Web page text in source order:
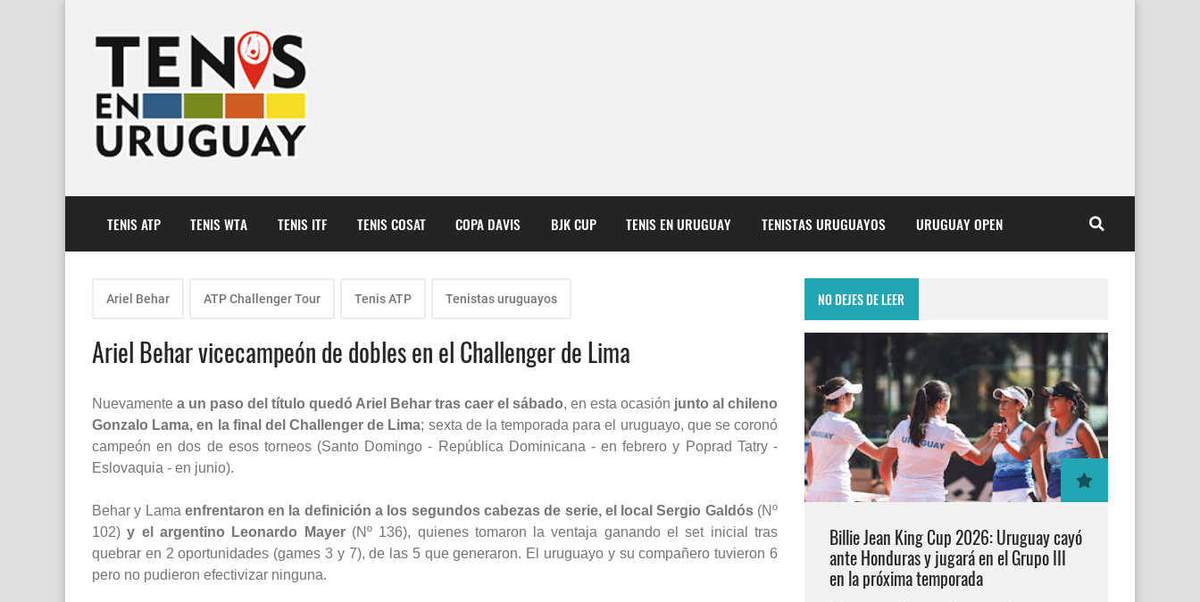
TENIS ATP TENIS WTA TENIS ITF TENIS COSAT COPA DAVIS BJK CUP TENIS EN URUGUAY TENISTAS URUGUAYOS URUGUAY OPEN
Ariel Behar ATP Challenger Tour Tenis ATP Tenistas uruguayos
Ariel Behar vicecampeón de dobles en el Challenger de Lima
Nuevamente a un paso del título quedó Ariel Behar tras caer el sábado, en esta ocasión junto al chileno
Gonzalo Lama, en la final del Challenger de Lima; sexta de la temporada para el uruguayo, que se coronó
campeón en dos de esos torneos (Santo Domingo - República Dominicana - en febrero y Poprad Tatry -
Eslovaquia - en junio).
Behar y Lama enfrentaron en la definición a los segundos cabezas de serie, el local Sergio Galdós(Nº
102)y el argentino Leonardo Mayer(Nº 136), quienes tomaron la ventaja ganando el set inicial tras
quebrar en 2 oportunidades (games 3 y 7), de las 5 que generaron. El uruguayo y su compañero tuvieron 6
pero no pudieron efectivizar ninguna.
NO DEJES DE LEER
Billie Jean King Cup 2026: Uruguay cayó
ante Honduras y jugará en el Grupo III
en la próxima temporada